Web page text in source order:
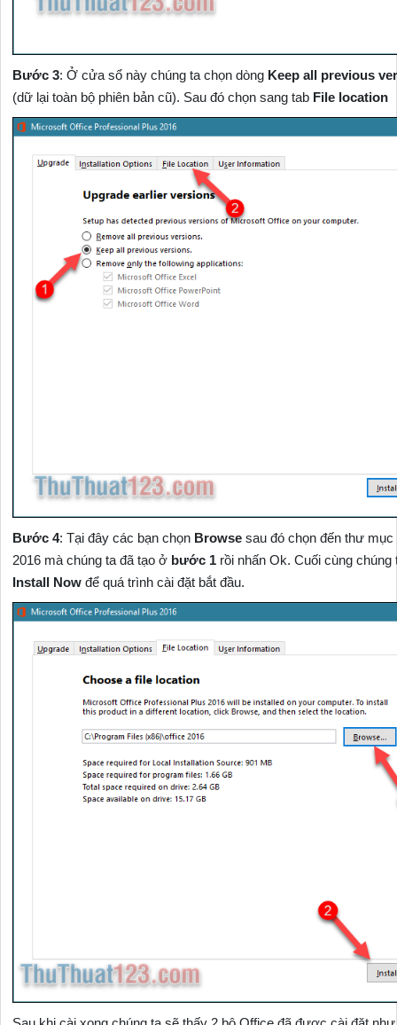
Bước 3: Ở cửa sổ này chúng ta chọn dòng Keep all previous
(dữ lại toàn bộ phiên bản cũ). Sau đó chọn sang tab File location
Bước 4: Tại đây các bạn chọn Browse sau đó chọn đến thư mục
2016 mà chúng ta đã tạo ở bước 1 rồi nhấn Ok. Cuối cùng chúng
Install Now để quá trình cài đặt bắt đầu.